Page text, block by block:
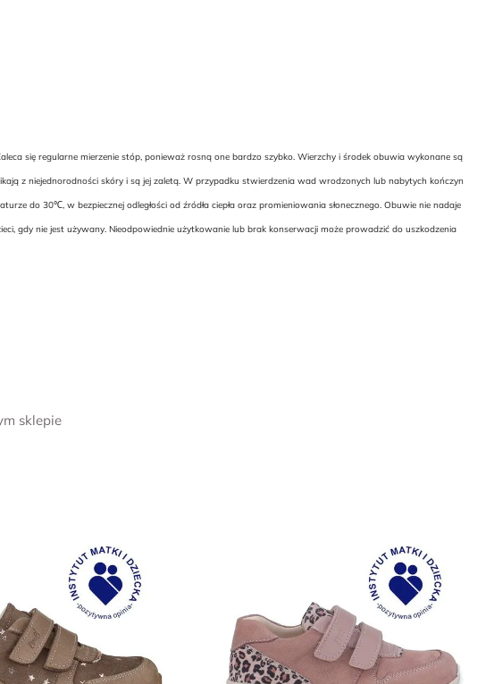
się regularne mierzenie stóp, ponieważ rosną one bardzo szybko. Wierzchy i środek obuwia wykonane są
z niejednorodności skóry i są jej zaletą. W przypadku stwierdzenia wad wrodzonych lub nabytych kończyn
do 30℃, w bezpiecznej odległości od źródła ciepła oraz promieniowania słonecznego. Obuwie nie nadaje
gdy nie jest używany. Nieodpowiednie użytkowanie lub brak konserwacji może prowadzić do uszkodzenia
sklepie